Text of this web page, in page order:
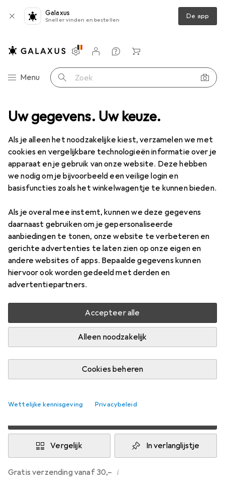
Uw gegevens. Uw keuze.
Als je alleen het noodzakelijke kiest, verzamelen we met
cookies en vergelijkbare technologieën informatie over je
apparaat en je gebruik van onze website. Deze hebben
we nodig om je bijvoorbeeld een veilige login en
basisfuncties zoals het winkelwagentje te kunnen bieden.
Als je overal mee instemt, kunnen we deze gegevens
daarnaast gebruiken om je gepersonaliseerde
aanbiedingen te tonen, onze website te verbeteren en
gerichte advertenties te laten zien op onze eigen en
andere websites of apps. Bepaalde gegevens kunnen
hiervoor ook worden gedeeld met derden en
advertentiepartners.
Accepteer alle
Alleen noodzakelijk
Cookies beheren
Wettelijke kennisgeving Privacybeleid
Galaxus
Sneller vinden en bestellen De app
Categorie navigatie
Menu Zoek op
Instellingen
Klantenaccount
Produktvergelijking
Verlanglijstje
Winkelmandje
Boren + schroeven Gatenzagen Starrett Gatenzaag
1 Afbeelding
KWANTUMKORTING
StarrettGatenzaag
16 mm
Prijs in EUR inclusief BTW
14
Levering tussen ma, 17/8 en wo, 19/8
Meer dan 10 stuk op voorraad bij leverancier
1 Koop
per eenheid
2 Koop
per eenheid
3 Koop
EUR
10,84
per eenheid
4 Koop
per eenheid
Vergelijk In verlanglijstje
Gratis verzending vanaf 30,– i